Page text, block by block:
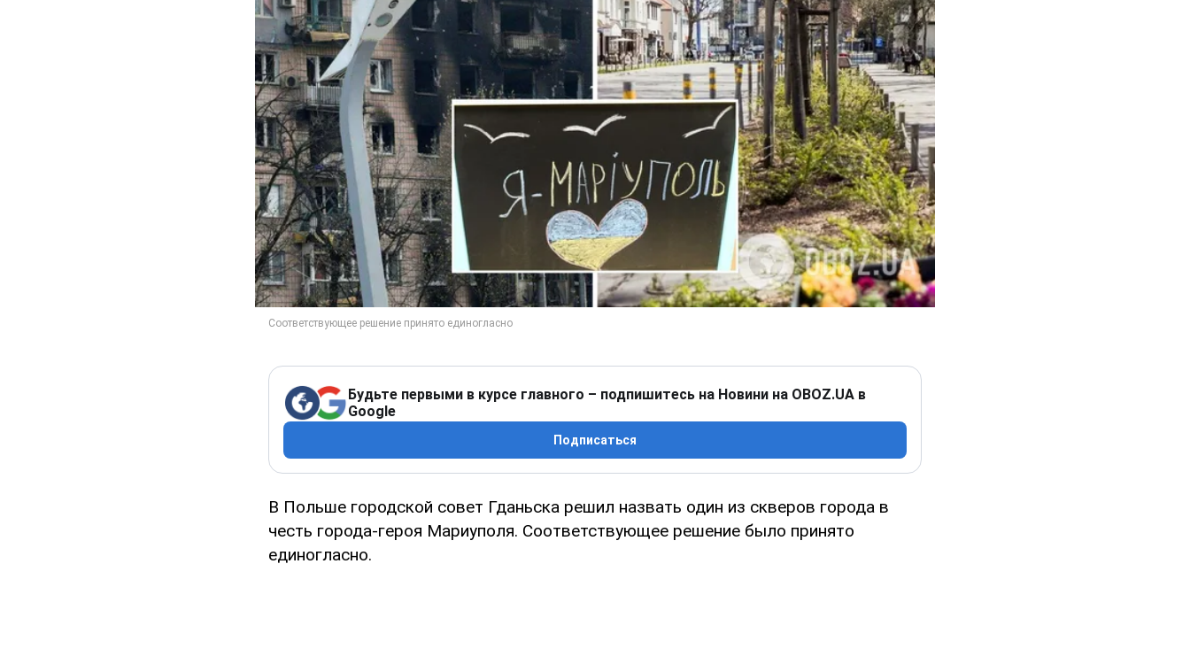
Будьте первыми в курсе главного – подпишитесь на Новини на OBOZ.UA в
Google
Подписаться
В Польше городской совет Гданьска решил назвать один из скверов города в
честь города-героя Мариуполя. Соответствующее решение было принято
единогласно.